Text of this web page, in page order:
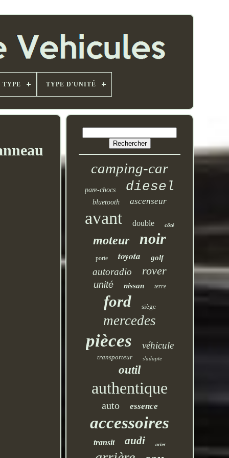
TYPE TYPE D'UNITÉ
camping-car
pare-chocs diesel
bluetooth ascenseur
avant double côté
moteur noir
porte toyota golf
autoradio rover
unité nissan terre
ford siège
mercedes
pièces véhicule
transporteur s'adapte
outil
authentique
auto essence
accessoires
transit audi acier